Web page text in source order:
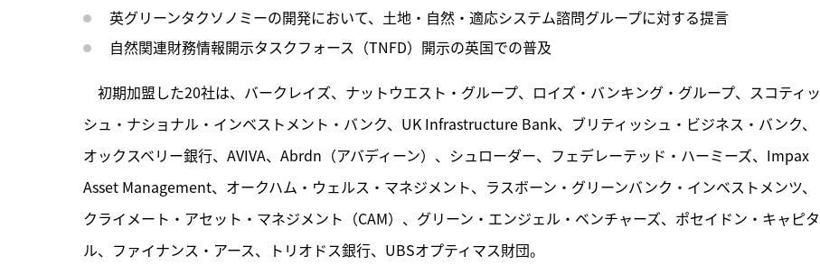
英グリーンタクソノミーの開発において、土地・自然・適応システム諮問グループに対する提言
自然関連財務情報開示タスクフォース（TNFD）開示の英国での普及
初期加盟した20社は、バークレイズ、ナットウエスト・グループ、ロイズ・バンキング・グループ、スコティッ
シュ・ナショナル・インベストメント・バンク、UK Infrastructure Bank、ブリティッシュ・ビジネス・バンク、
オックスベリー銀行、AVIVA、Abrdn（アバディーン）、シュローダー、フェデレーテッド・ハーミーズ、Impax
Asset Management、オークハム・ウェルス・マネジメント、ラスボーン・グリーンバンク・インベストメンツ、
クライメート・アセット・マネジメント（CAM）、グリーン・エンジェル・ベンチャーズ、ポセイドン・キャピタ
ル、ファイナンス・アース、トリオドス銀行、UBSオプティマス財団。